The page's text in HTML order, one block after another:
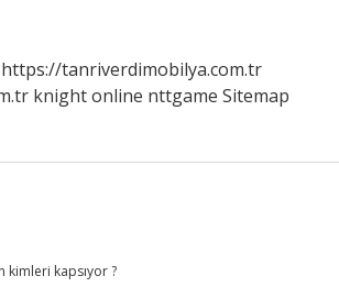
https://tanriverdimobilya.com.tr
knight online nttgame Sitemap
kimleri kapsıyor ?